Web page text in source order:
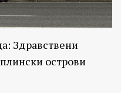
Здравствени
острови